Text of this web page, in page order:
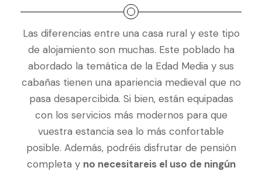
Las diferencias entre una casa rural y este tipo
de alojamiento son muchas. Este poblado ha
abordado la temática de la Edad Media y sus
cabañas tienen una apariencia medieval que no
pasa desapercibida. Si bien, están equipadas
con los servicios más modernos para que
vuestra estancia sea lo más confortable
posible. Además, podréis disfrutar de pensión
completa y no necesitareis el uso de ningún